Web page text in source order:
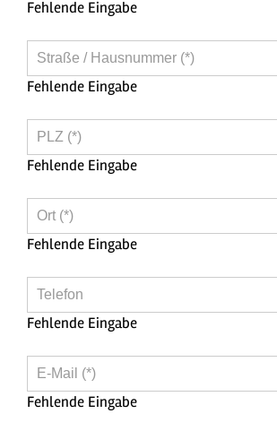
(*)
Fehlende Eingabe
Straße
/
Hausnummer
(*)
Fehlende Eingabe
PLZ
(*)
Fehlende Eingabe
Ort
(*)
Fehlende Eingabe
Telefon
Fehlende Eingabe
E-
Mail
(*)
Fehlende Eingabe